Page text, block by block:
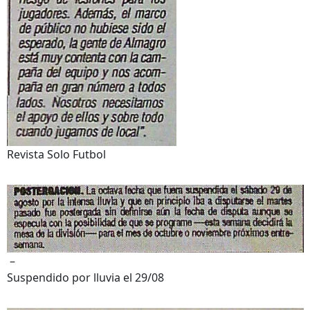
Revista Solo Futbol
–
Suspendido por lluvia el 29/08